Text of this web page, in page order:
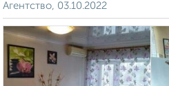
Агентство, 03.10.2022